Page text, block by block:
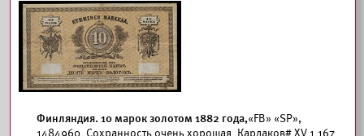
Финляндия. 10 марок золотом 1882 года,«FB» «SP»,
1484960. Сохранность очень хорошая. Кардаков#XV.1.167